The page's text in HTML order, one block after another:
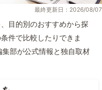
最終更新日：2026/08/07
目的別のおすすめから探
件で比較したりできま
部が公式情報と独自取材